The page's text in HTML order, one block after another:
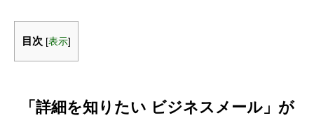
目次 [表示]
「詳細を知りたい ビジネスメール」が